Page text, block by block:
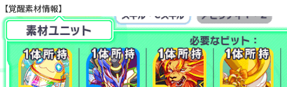
【覚醒素材情報】